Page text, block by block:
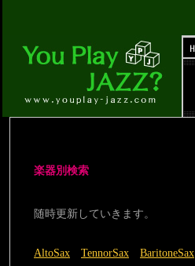
楽器別検索
随時更新していきます。
AltoSax TennorSax BaritoneSax